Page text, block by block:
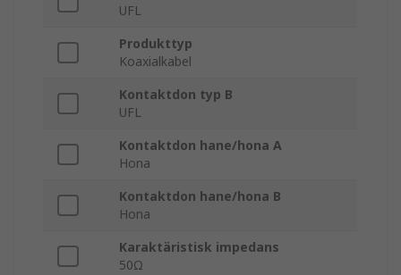
UFL
Produkttyp
Koaxialkabel
Kontaktdon typ B
UFL
Kontaktdon hane/hona A
Hona
Kontaktdon hane/hona B
Hona
Karaktäristisk impedans
50Ω